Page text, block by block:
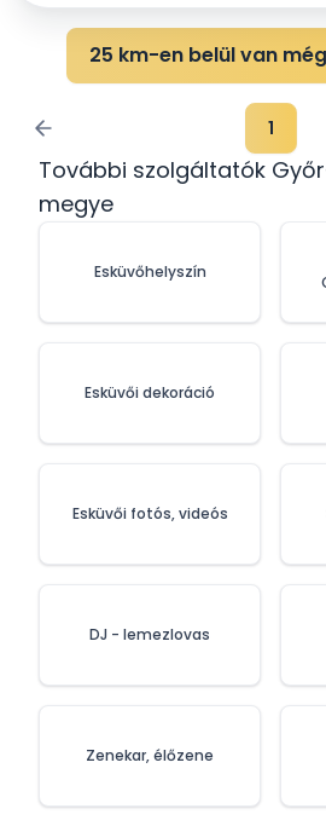
25 km-en belül van
1
További szolgáltatók
megye
Esküvőhelyszín
Esküvői dekoráció
Esküvői fotós, videós
DJ - lemezlovas
Zenekar, élőzene